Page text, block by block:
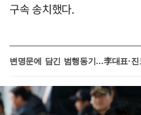
구속 송치했다.
변명문에 담긴 범행동기…李대표·